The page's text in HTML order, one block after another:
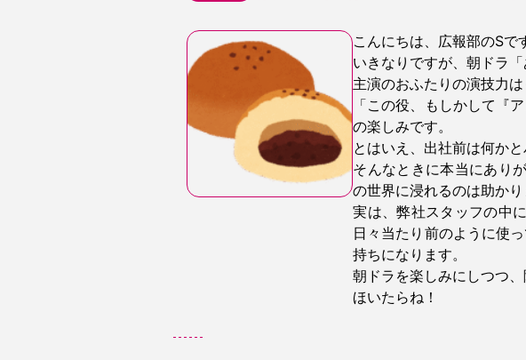
こんにちは、広報部のSで
いきなりですが、朝ドラ
主演のおふたりの演技力
「この役、もしかして『
の楽しみです。
とはいえ、出社前は何か
そんなときに本当にあり
の世界に浸れるのは助かり
実は、弊社スタッフの中
日々当たり前のように使
持ちになります。
朝ドラを楽しみにしつつ
ほいたらね！